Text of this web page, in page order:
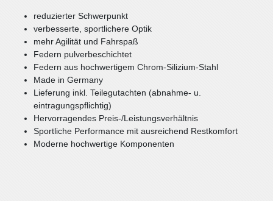
reduzierter Schwerpunkt
verbesserte, sportlichere Optik
mehr Agilität und Fahrspaß
Federn pulverbeschichtet
Federn aus hochwertigem Chrom-Silizium-Stahl
Made in Germany
Lieferung inkl. Teilegutachten (abnahme- u.
eintragungspflichtig)
Hervorragendes Preis-/Leistungsverhältnis
Sportliche Performance mit ausreichend Restkomfort
Moderne hochwertige Komponenten